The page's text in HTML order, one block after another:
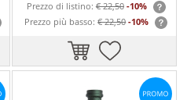
Prezzo di listino:€ 22,50 -10%
Prezzo più basso:€ 22,50 -10%